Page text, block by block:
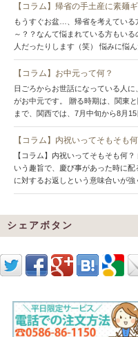
【コラム】帰省の手土産に素麺
もうすぐお盆…、帰省を考えている
～？？なんて悩まれている方もい
人だったりします（笑） 悩みに悩
【コラム】お中元って何？
日ごろからお世話になっている人
がお中元です。 贈る時期は、関東
まで、関西では、7月中旬から8月
【コラム】内祝いってそもそも何
【コラム】内祝いってそもそも何
いう趣旨で、慶び事があった時に
に対するお返しという意味合いが
シェアボタン